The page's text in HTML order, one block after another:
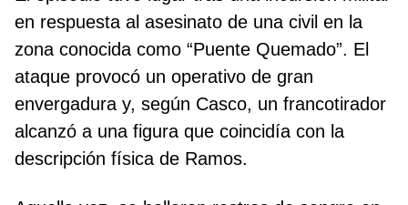
en respuesta al asesinato de una civil en la
zona conocida como “Puente Quemado”. El
ataque provocó un operativo de gran
envergadura y, según Casco, un francotirador
alcanzó a una figura que coincidía con la
descripción física de Ramos.